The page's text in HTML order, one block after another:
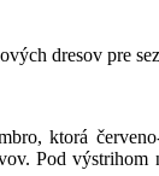
dresov pre
ktorá
Pod